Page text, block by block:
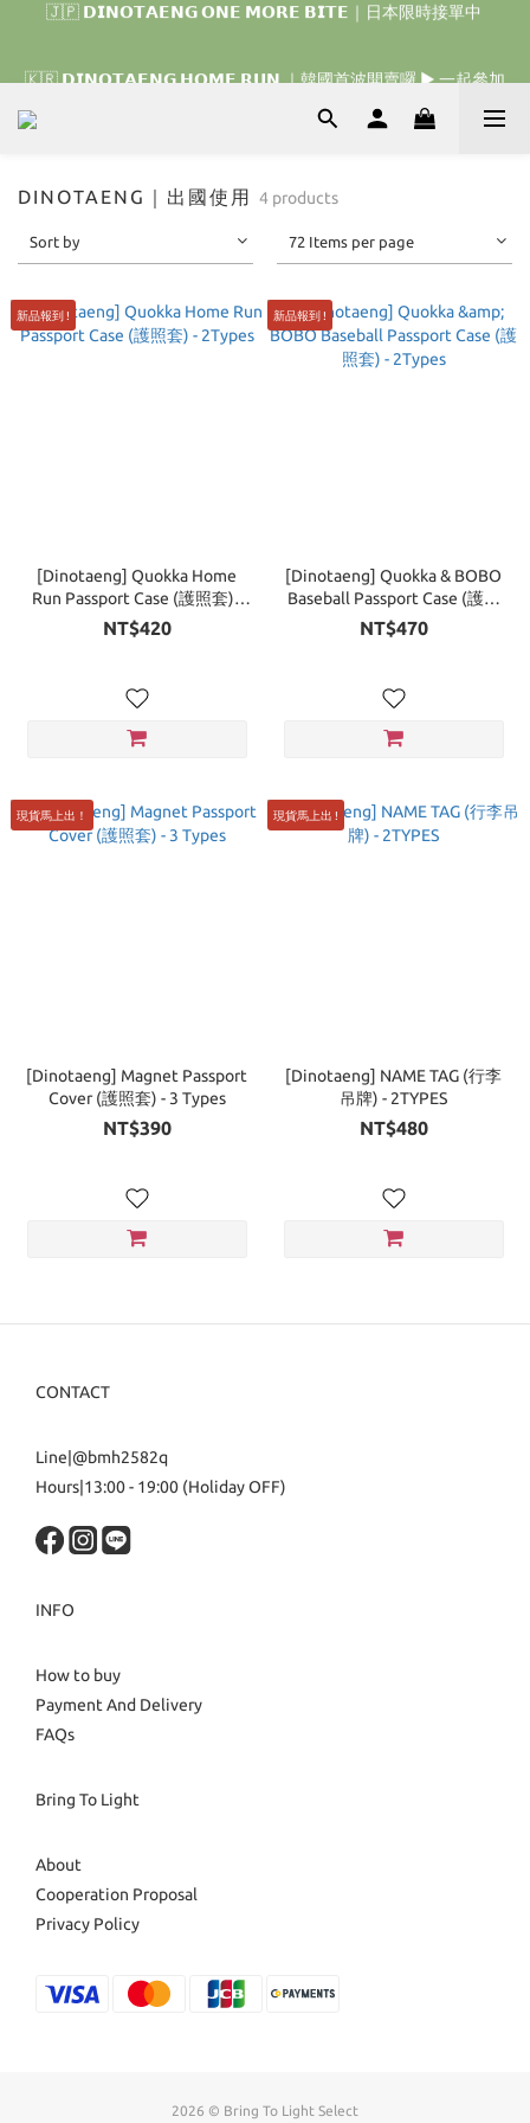
🇰🇷 𝗗𝗜𝗡𝗢𝗧𝗔𝗘𝗡𝗚 𝗛𝗢𝗠𝗘 𝗥𝗨𝗡 ｜韓國首波開賣囉 ▶ 一起參加
🇰🇷 𝗗𝗜𝗡𝗢𝗧𝗔𝗘𝗡𝗚 𝗛𝗢𝗠𝗘 𝗥𝗨𝗡 ｜韓國首波開賣囉 ▶ 一起參加
DINOTAENG｜出國使用 4 products
Sort by 72 Items per page
新品報到 !
[Dinotaeng] Quokka Home
Run Passport Case (護照套) -
2Types
NT$420
新品報到 !
[Dinotaeng] Quokka & BOBO
Baseball Passport Case (護照
套) - 2Types
NT$470
現貨馬上出！
[Dinotaeng] Magnet Passport
Cover (護照套) - 3 Types
NT$390
現貨馬上出 !
[Dinotaeng] NAME TAG (行李
吊牌) - 2TYPES
NT$480
CONTACT
Line|@bmh2582q
Hours|13:00 - 19:00 (Holiday OFF)
INFO
How to buy
Payment And Delivery
FAQs
Bring To Light
About
Cooperation Proposal
Privacy Policy
2026 © Bring To Light Select